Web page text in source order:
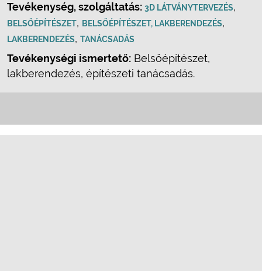
Tevékenység, szolgáltatás: 3D LÁTVÁNYTERVEZÉS,
BELSŐÉPÍTÉSZET, BELSŐÉPÍTÉSZET, LAKBERENDEZÉS,
LAKBERENDEZÉS, TANÁCSADÁS
Tevékenységi ismertető: Belsőépítészet,
lakberendezés, építészeti tanácsadás.